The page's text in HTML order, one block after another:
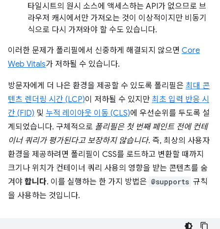
타일시트의 원시 소스에 액세스하는 API가 없으므로 브
라우저 캐시에서만 가져오는 것이 이상적이지만 비동기
식으로 다시 가져와야 할 수도 있습니다.
이러한 문제가 폴리필에서 신중하게 해결되지 않으면 Core
Web Vitals가 저하될 수 있습니다.
방문자에게 더 나은 환경을 제공할 수 있도록 폴리필은 최대 콘
텐츠 렌더링 시간 (LCP)이 저하될 수 있지만 최초 입력 반응 시
간 (FID) 및 누적 레이아웃 이동 (CLS)에 우선순위를 두도록 설
계되었습니다. 구체적으로 폴리필은 첫 번째 페인트 전에 컨테
이너 쿼리가 평가된다고 보장하지 않습니다. 즉, 최상의 사용자
환경을 제공하려면 폴리필이 CSS를 로드하고 변환할 때까지
크기나 위치가 컨테이너 쿼리 사용의 영향을 받는 콘텐츠를 숨
겨야 합니다. 이를 실행하는 한 가지 방법은 @supports 규칙
을 사용하는 것입니다.